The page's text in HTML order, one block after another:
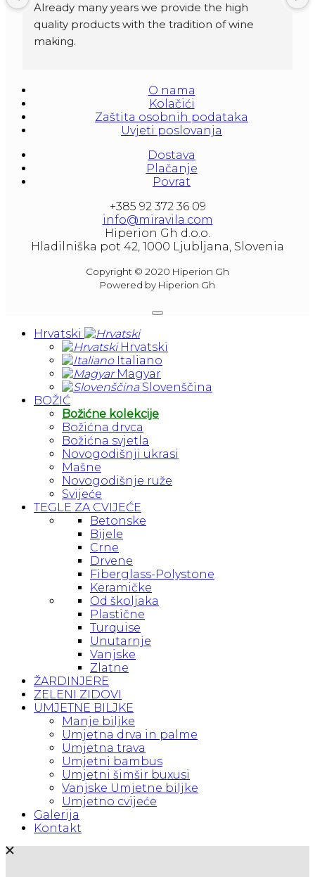
Already many years we provide the high
quality products with the tradition of wine
making.
At our partners Miravila showroom you can
O nama
Kolačići
Zaštita osobnih podataka
Uvjeti poslovanja
Dostava
Plačanje
Povrat
+385 92 372 36 09
info@miravila.com
Hiperion Gh d.o.o.
Hladilniška pot 42, 1000 Ljubljana, Slovenia
Copyright © 2020 Hiperion Gh
Powered by Hiperion Gh
Hrvatski
Hrvatski
Italiano
Magyar
Slovenščina
BOŽIĆ
Božićne kolekcije
Božićna drvca
Božićna svjetla
Novogodišnji ukrasi
Mašne
Novogodišnje ruže
Svijeće
TEGLE ZA CVIJEĆE
Betonske
Bijele
Crne
Drvene
Fiberglass-Polystone
Keramičke
Od školjaka
Plastične
Turquise
Unutarnje
Vanjske
Zlatne
ŽARDINJERE
ZELENI ZIDOVI
UMJETNE BILJKE
Manje biljke
Umjetna drva in palme
Umjetna trava
Umjetni bambus
Umjetni šimšir buxusi
Vanjske Umjetne biljke
Umjetno cvijeće
Galerija
Kontakt